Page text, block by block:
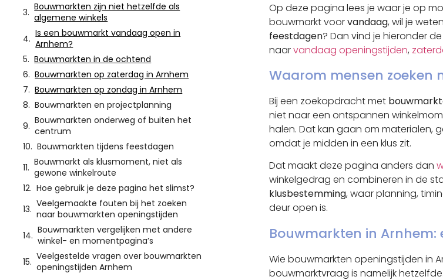
Op deze pagina lees je waar je op
bouwmarkt voorvandaag, wil je
feestdagen? Dan vind je hieronder
naarvandaag openingstijden,
Waarom mensen
Bij een zoekopdracht met
niet naar een ontspannen
halen. Dat kan gaan om materialen,
omdat je midden in een klus zit.
Dat maakt deze pagina anders dan
winkelgedrag en combineren in de
klusbestemming, waar planning,
deur open is.
Bouwmarkten in
Wie bouwmarkten openingstijden in
bouwmarktvraag is namelijk
Bouwmarkten zijn niet hetzelfde als
algemene winkels
Is een bouwmarkt vandaag open in
Arnhem?
Bouwmarkten in de ochtend
Bouwmarkten op zaterdag in Arnhem
Bouwmarkten op zondag in Arnhem
Bouwmarkten en projectplanning
Bouwmarkten onderweg of buiten het
centrum
Bouwmarkten tijdens feestdagen
Bouwmarkt als klusmoment, niet als
gewone winkelroute
Hoe gebruik je deze pagina het slimst?
Veelgemaakte fouten bij het zoeken
naar bouwmarkten openingstijden
Bouwmarkten vergelijken met andere
winkel- en momentpagina’s
Veelgestelde vragen over bouwmarkten
openingstijden Arnhem